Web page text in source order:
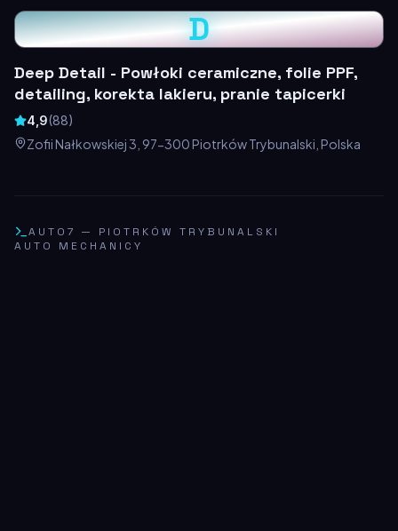
D
Deep Detail - Powłoki ceramiczne, folie PPF,
detailing, korekta lakieru, pranie tapicerki
4,9(88)
Zofii Nałkowskiej 3, 97-300 Piotrków Trybunalski, Polska
AUTO7 — PIOTRKÓW TRYBUNALSKI
AUTO MECHANICY